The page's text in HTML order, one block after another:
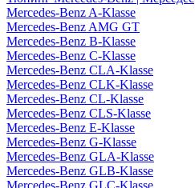
Mercedes-Benz A-Klasse
Mercedes-Benz AMG GT
Mercedes-Benz B-Klasse
Mercedes-Benz C-Klasse
Mercedes-Benz CLA-Klasse
Mercedes-Benz CLK-Klasse
Mercedes-Benz CL-Klasse
Mercedes-Benz CLS-Klasse
Mercedes-Benz E-Klasse
Mercedes-Benz G-Klasse
Mercedes-Benz GLA-Klasse
Mercedes-Benz GLB-Klasse
Mercedes-Benz GLC-Klasse